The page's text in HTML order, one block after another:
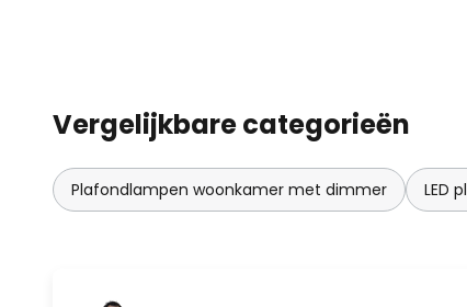
Vergelijkbare categorieën
Plafondlampen woonkamer met dimmer LED